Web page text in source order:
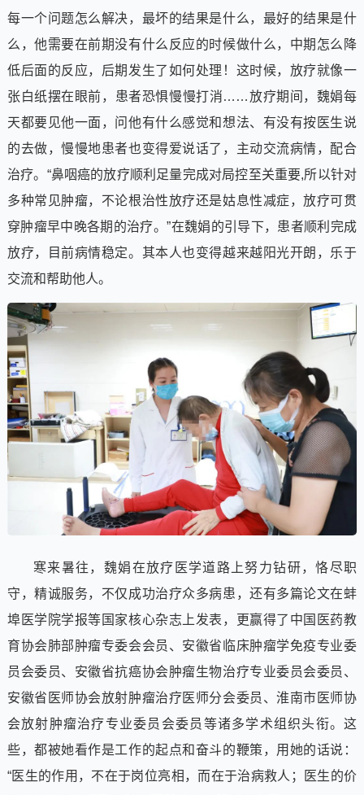
每一个问题怎么解决，最坏的结果是什么，最好的结果是什
么，他需要在前期没有什么反应的时候做什么，中期怎么降
低后面的反应，后期发生了如何处理！这时候，放疗就像一
张白纸摆在眼前，患者恐惧慢慢打消……放疗期间，魏娟每
天都要见他一面，问他有什么感觉和想法、有没有按医生说
的去做，慢慢地患者也变得爱说话了，主动交流病情，配合
治疗。“鼻咽癌的放疗顺利足量完成对局控至关重要,所以针对
多种常见肿瘤，不论根治性放疗还是姑息性减症，放疗可贯
穿肿瘤早中晚各期的治疗。”在魏娟的引导下，患者顺利完成
放疗，目前病情稳定。其本人也变得越来越阳光开朗，乐于
交流和帮助他人。
寒来暑往，魏娟在放疗医学道路上努力钻研，恪尽职
守，精诚服务，不仅成功治疗众多病患，还有多篇论文在蚌
埠医学院学报等国家核心杂志上发表，更赢得了中国医药教
育协会肺部肿瘤专委会会员、安徽省临床肿瘤学免疫专业委
员会委员、安徽省抗癌协会肿瘤生物治疗专业委员会委员、
安徽省医师协会放射肿瘤治疗医师分会委员、淮南市医师协
会放射肿瘤治疗专业委员会委员等诸多学术组织头衔。这
些，都被她看作是工作的起点和奋斗的鞭策，用她的话说：
“医生的作用，不在于岗位亮相，而在于治病救人；医生的价